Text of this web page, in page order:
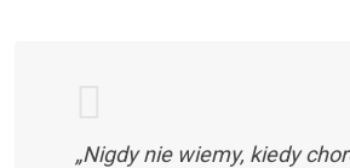
„Nigdy nie wiemy, kiedy